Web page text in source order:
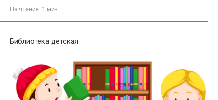
На чтение: 1 мин
Библиотека детская